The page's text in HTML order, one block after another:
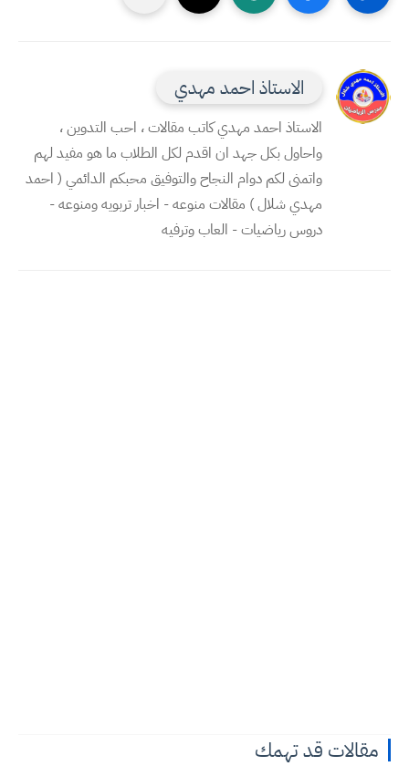
الاستاذ احمد مهدي
الاستاذ احمد مهدي كاتب مقالات ، احب التدوين ،
واحاول بكل جهد ان اقدم لكل الطلاب ما هو مفيد لهم
واتمنى لكم دوام النجاح والتوفيق محبكم الدائمي ( احمد
مهدي شلال ) مقالات منوعه - اخبار تربويه ومنوعه -
دروس رياضيات - العاب وترفيه
مقالات قد تهمك